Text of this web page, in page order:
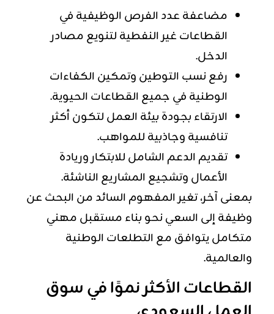
مضاعفة عدد الفرص الوظيفية في
القطاعات غير النفطية لتنويع مصادر
الدخل.
رفع نسب التوطين وتمكينالكفاءات
الوطنية في جميع القطاعات الحيوية.
الارتقاء بجودة بيئة العمل لتكون أكثر
تنافسية وجاذبية للمواهب.
تقديم الدعم الشامل للابتكار وريادة
الأعمال وتشجيع المشاريع الناشئة.
بمعنى آخر، تغير المفهوم السائد من البحث عن
وظيفة إلى السعي نحو بناء مستقبل مهني
متكامل يتوافق مع التطلعات الوطنية
والعالمية.
القطاعات الأكثر نموًا في سوق